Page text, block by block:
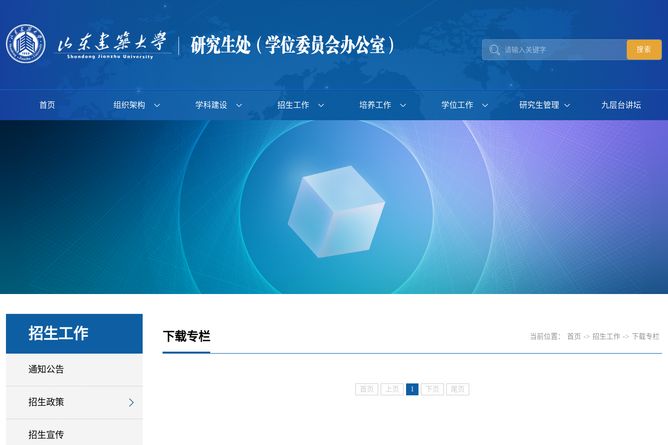
首页 组织架构 学科建设 招生工作 培养工作 学位工作 研究生管理 九层台讲坛
招生工作
通知公告
招生政策
招生宣传
下载专栏 当前位置： 首页 -> 招生工作 -> 下载专栏
首页 上页 1 下页 尾页